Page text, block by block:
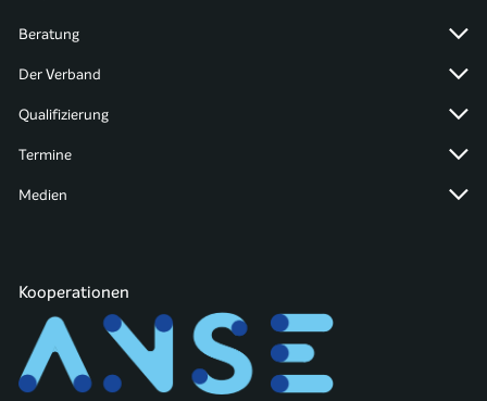
Beratung
Der Verband
Qualifizierung
Termine
Medien
Kooperationen